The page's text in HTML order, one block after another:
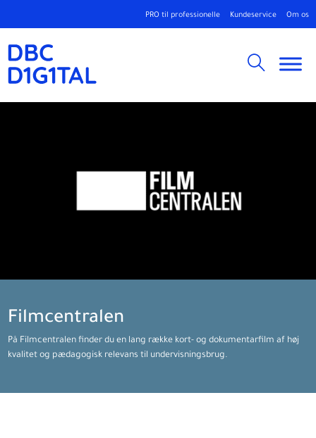
PRO til professionelle Kundeservice Om os
Filmcentralen
På Filmcentralen finder du en lang række kort- og dokumentarfilm af høj
kvalitet og pædagogisk relevans til undervisningsbrug.